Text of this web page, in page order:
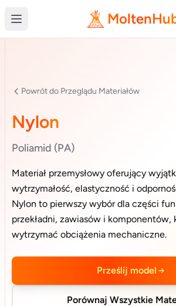
Powrót do Przeglądu Materiałów
Nylon
Poliamid (PA)
Materiał przemysłowy oferujący
wytrzymałość, elastyczność i
Nylon to pierwszy wybór dla części
przekładni, zawiasów i komponentów,
wytrzymać obciążenia mechaniczne.
Prześlij model
Porównaj Wszystkie